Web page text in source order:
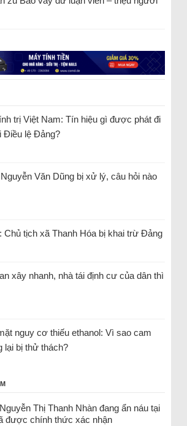
trị Việt Nam: Tín hiệu gì được phát đi
Điều lệ Đảng?
Văn Dũng bị xử lý, câu hỏi nào
Chủ tịch xã Thanh Hóa bị khai trừ Đảng
xây nhanh, nhà tái định cư của dân thì
nguy cơ thiếu ethanol: Vì sao cam
lại bị thử thách?
Thị Thanh Nhàn đang ẩn náu tại
được chính thức xác nhận